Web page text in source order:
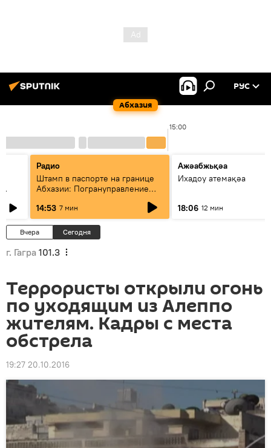
Абхазия
РУС
15:00
Радио
Штамп в паспорте на границе
Абхазии: Погрануправление
СГБ разъяснило правила для
туристов
14:53 7 мин
Ажәабжьқәа
Ихадоу атемақәа
18:06 12 мин
Вчера Сегодня
г. Гагра 101.3
Террористы открыли огонь
по уходящим из Алеппо
жителям. Кадры с места
обстрела
19:27 20.10.2016